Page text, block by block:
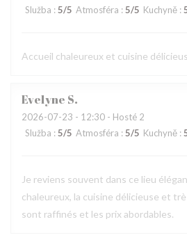
Služba : 5/5 Atmosféra : 5/5 Kuchyně :
Accueil chaleureux et cuisine
Evelyne S
2026-07-23 - 12:30 - Hosté 2
Služba : 5/5 Atmosféra : 5/5 Kuchyně :
Je reviens souvent dans ce lieu
chaleureux, la cuisine délicieuse et
sont raffinés et les prix abordables.